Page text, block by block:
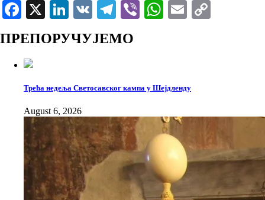
Facebook
X LinkedIn
VK Telegram
ViberWhatsApp
Email
ПРЕПОРУЧУЈЕМО
Трећа недеља Светосавског кампа у Шејдленду
August 6, 2026